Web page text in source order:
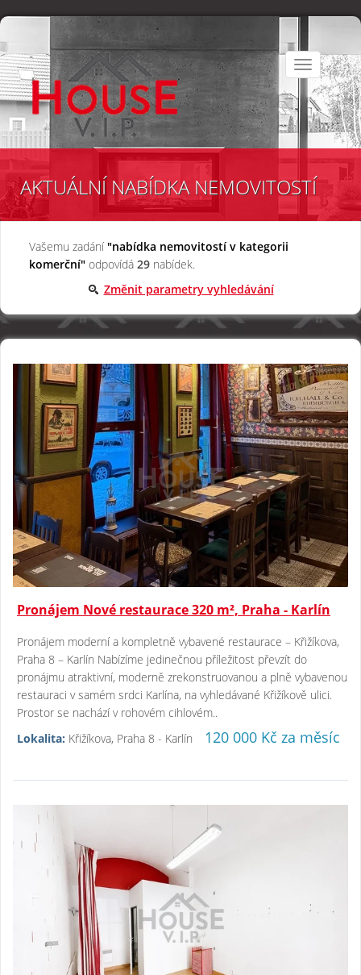
Toggle
navigation
AKTUÁLNÍ NABÍDKA NEMOVITOSTÍ
Vašemu zadání "nabídka nemovitostí v kategorii
komerční" odpovídá 29 nabídek.
Změnit parametry vyhledávání
Pronájem Nové restaurace 320 m², Praha - Karlín
Pronájem moderní a kompletně vybavené restaurace – Křižíkova,
Praha 8 – Karlín Nabízíme jedinečnou příležitost převzít do
pronájmu atraktivní, moderně zrekonstruovanou a plně vybavenou
restauraci v samém srdci Karlína, na vyhledávané Křižíkově ulici.
Prostor se nachází v rohovém cihlovém..
Lokalita: Křižíkova, Praha 8 - Karlín 120 000 Kč za měsíc